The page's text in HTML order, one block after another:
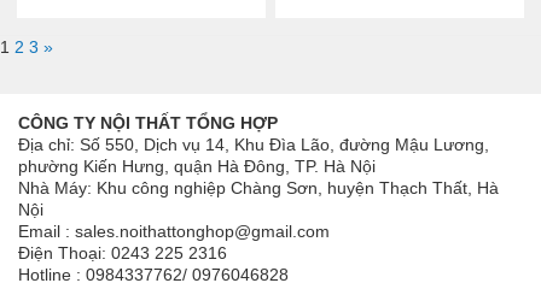
1 2 3 »
CÔNG TY NỘI THẤT TỔNG HỢP
Địa chỉ: Số 550, Dịch vụ 14, Khu Đìa Lão, đường Mậu Lương,
phường Kiến Hưng, quận Hà Đông, TP. Hà Nội
Nhà Máy: Khu công nghiệp Chàng Sơn, huyện Thạch Thất, Hà
Nội
Email : sales.noithattonghop@gmail.com
Điện Thoại: 0243 225 2316
Hotline : 0984337762/ 0976046828